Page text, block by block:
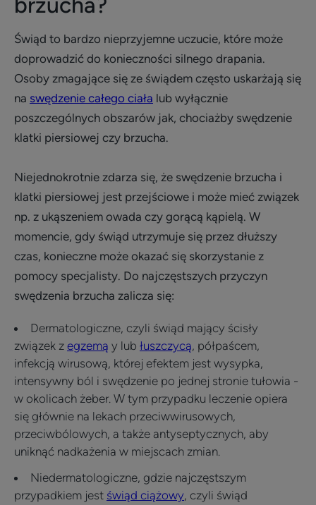
Świąd to bardzo nieprzyjemne uczucie, które może
doprowadzić do konieczności silnego drapania.
Osoby zmagające się ze świądem często uskarżają się
na swędzenie całego ciała lub wyłącznie
poszczególnych obszarów jak, chociażby swędzenie
klatki piersiowej czy brzucha.
Niejednokrotnie zdarza się, że swędzenie brzucha i
klatki piersiowej jest przejściowe i może mieć związek
np. z ukąszeniem owada czy gorącą kąpielą. W
momencie, gdy świąd utrzymuje się przez dłuższy
czas, konieczne może okazać się skorzystanie z
pomocy specjalisty. Do najczęstszych przyczyn
swędzenia brzucha zalicza się:
Dermatologiczne, czyli świąd mający ścisły
związek z egzemą y lub łuszczycą, półpaścem,
infekcją wirusową, której efektem jest wysypka,
intensywny ból i swędzenie po jednej stronie tułowia -
w okolicach żeber. W tym przypadku leczenie opiera
się głównie na lekach przeciwwirusowych,
przeciwbólowych, a także antyseptycznych, aby
uniknąć nadkażenia w miejscach zmian.
Niedermatologiczne, gdzie najczęstszym
przypadkiem jest świąd ciążowy, czyli świąd